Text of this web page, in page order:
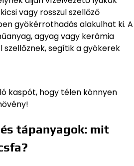
vagy rosszul szellőző
gyökérrothadás alakulhat ki. A
agyag vagy kerámia
segítik a gyökerek
kaspót, hogy télen könnyen
tápanyagok: mit